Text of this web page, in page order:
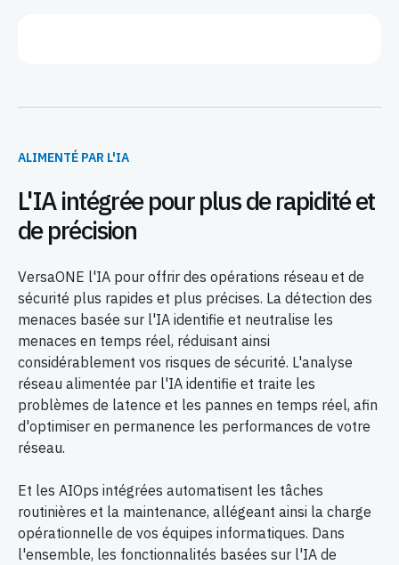
ALIMENTÉ PAR L'IA
L'IA intégrée pour plus de rapidité et
de précision
VersaONE l'IA pour offrir des opérations réseau et de
sécurité plus rapides et plus précises. La détection des
menaces basée sur l'IA identifie et neutralise les
menaces en temps réel, réduisant ainsi
considérablement vos risques de sécurité. L'analyse
réseau alimentée par l'IA identifie et traite les
problèmes de latence et les pannes en temps réel, afin
d'optimiser en permanence les performances de votre
réseau.
Et les AIOps intégrées automatisent les tâches
routinières et la maintenance, allégeant ainsi la charge
opérationnelle de vos équipes informatiques. Dans
l'ensemble, les fonctionnalités basées sur l'IA de